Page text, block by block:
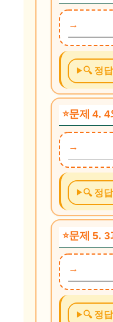
🔍 정
문제 4. 4
🔍 정
문제 5. 3
🔍 정